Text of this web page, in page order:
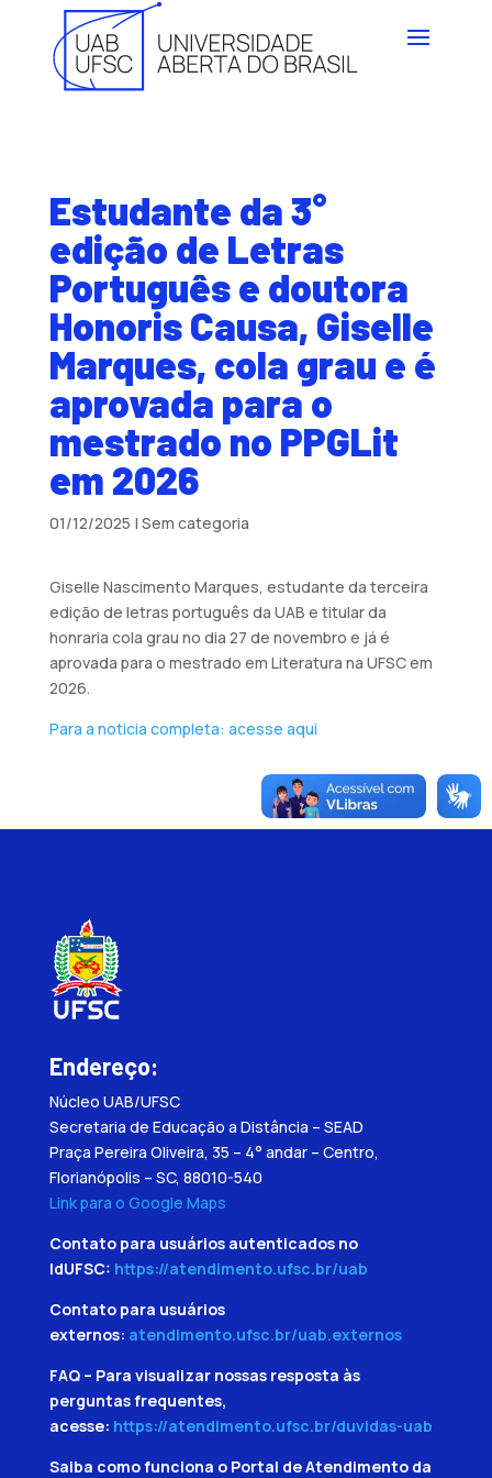
Estudante da 3°
edição de Letras
Português e doutora
Honoris Causa, Giselle
Marques, cola grau e é
aprovada para o
mestrado no PPGLit
em 2026
01/12/2025 | Sem categoria
Giselle Nascimento Marques, estudante da terceira
edição de letras português da UAB e titular da
honraria cola grau no dia 27 de novembro e já é
aprovada para o mestrado em Literatura na UFSC em
2026.
Para a noticia completa: acesse aqui
Endereço:
Núcleo UAB/UFSC
Secretaria de Educação a Distância – SEAD
Praça Pereira Oliveira, 35 – 4° andar – Centro,
Florianópolis – SC, 88010-540
Link para o Google Maps
Contato para usuários autenticados no
IdUFSC: https://atendimento.ufsc.br/uab
Contato para usuários
externos: atendimento.ufsc.br/uab.externos
FAQ – Para visualizar nossas resposta às
perguntas frequentes,
acesse: https://atendimento.ufsc.br/duvidas-uab
Saiba como funciona o Portal de Atendimento da